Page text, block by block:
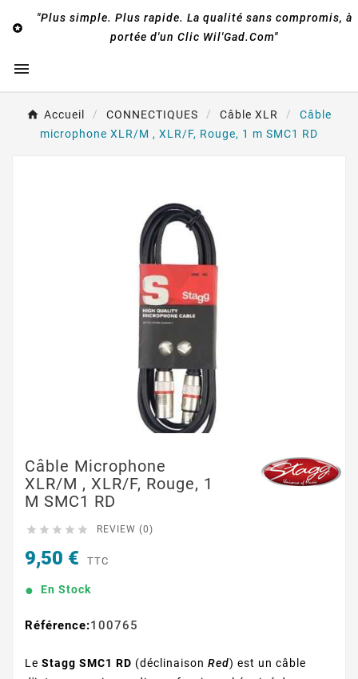

"Plus simple. Plus rapide. La qualité sans compromis, à
portée d'un Clic Wil'Gad.Com"

Accueil CONNECTIQUES Câble XLR
Câble
microphone XLR/M , XLR/F, Rouge, 1 m SMC1 RD
Câble Microphone
XLR/M , XLR/F, Rouge, 1
M SMC1 RD
     REVIEW (0)
9,50 € TTC
En Stock
Référence:100765
Le Stagg SMC1 RD (déclinaison Red) est un câble